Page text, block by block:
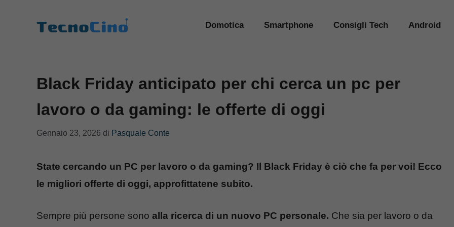
Domotica Smartphone Consigli Tech Android
Black Friday anticipato per chi cerca un pc per
lavoro o da gaming: le offerte di oggi
Gennaio 23, 2026 di Pasquale Conte
State cercando un PC per lavoro o da gaming? Il Black Friday è ciò che fa per voi! Ecco
le migliori offerte di oggi, approfittatene subito.
Sempre più persone sono alla ricerca di un nuovo PC personale. Che sia per lavoro o da